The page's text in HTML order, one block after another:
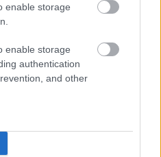
enable storage
enable storage
authentication
and other
néztünk szembe a
- az átigazolások közepén
Blagojevic máshonnan